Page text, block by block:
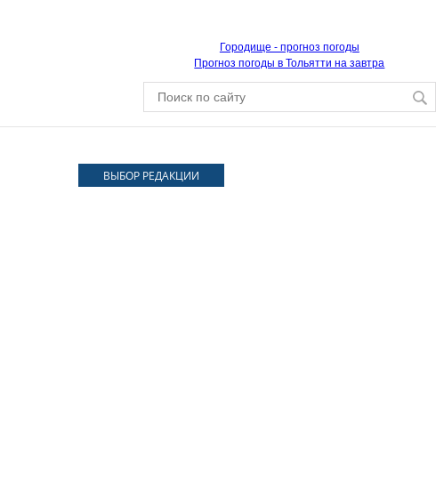
Городище - прогноз погоды
Прогноз погоды в Тольятти на завтра
ВЫБОР РЕДАКЦИИ